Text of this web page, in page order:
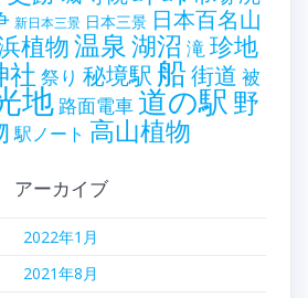
新日本三景 日本三景 日本百名山
植物温泉湖沼 滝珍地
社 祭り 秘境駅 船街道 被
地 路面電車道の駅 野
駅ノート 高山植物
アーカイブ
2022年1月
2021年8月